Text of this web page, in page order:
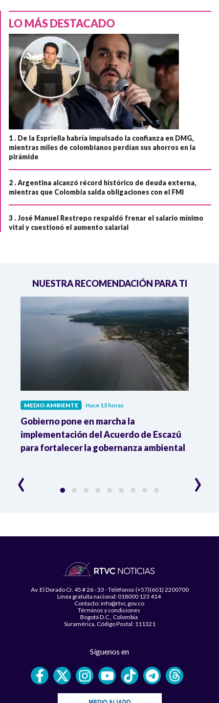
LO MÁS DESTACADO
1 . De la Espriella habría impulsado la confianza en DMG,
mientras miles de colombianos perdían sus ahorros en la
pirámide
2 .Argentina alcanzó récord histórico de deuda externa,
mientras que Colombia salda obligaciones con el FMI
3 .José Manuel Restrepo respaldó frenar el salario mínimo
vital y cuestionó el aumento salarial
NUESTRA RECOMENDACIÓN PARA TI
MEDIO AMBIENTE Hace 13 horas
Gobierno pone en marcha la
implementación del Acuerdo de Escazú
para fortalecer la gobernanza ambiental
‹ ›
Av. El Dorado Cr. 45 # 26 - 33 - Teléfonos (+57)(601) 2200700
Línea gratuita nacional: 018000 123 414
Contacto: info@rtvc.gov.co
Términos y condiciones
Bogotá D.C., Colombia
Suramérica, Código Postal: 111321
Síguenos en